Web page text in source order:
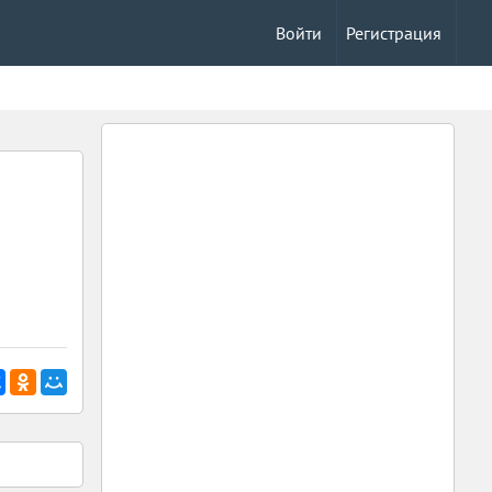
Регистрация
Войти